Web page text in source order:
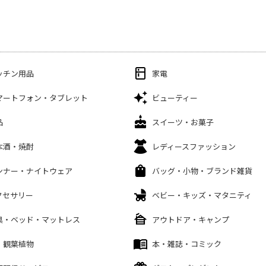
チン用品 家電
ートフォン・タブレット ビューティー
スイーツ・お菓子
酒・焼酎 レディースファッション
ナー・ナイトウェア バッグ・小物・ブランド雑貨
セサリー ベビー・キッズ・マタニティ
・ベッド・マットレス アウトドア・キャンプ
観葉植物 本・雑誌・コミック